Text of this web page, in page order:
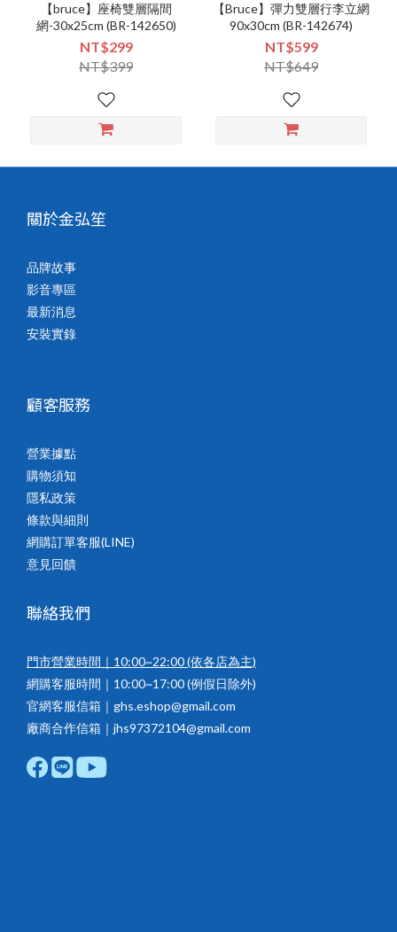
【bruce】座椅雙層隔間
網-30x25cm (BR-142650)
NT$299
NT$399
【Bruce】彈力雙層行李立網
90x30cm (BR-142674)
NT$599
NT$649
關於金弘笙
品牌故事
影音專區
最新消息
安裝實錄
顧客服務
營業據點
購物須知
隱私政策
條款與細則
網購訂單客服(LINE)
意見回饋
聯絡我們
門市營業時間｜10:00~22:00(依各店為主)
網購客服時間｜10:00~17:00 (例假日除外)
官網客服信箱｜ghs.eshop@gmail.com
廠商合作信箱｜jhs97372104@gmail.com